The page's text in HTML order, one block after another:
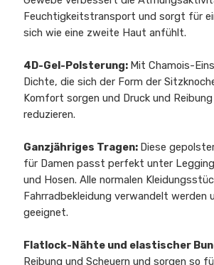
Feuchtigkeitstransport und sorgt für
sich wie eine zweite Haut anfühlt.
4D-Gel-Polsterung: Mit Chamois-
Dichte, die sich der Form der
Komfort sorgen und Druck und
reduzieren.
Ganzjähriges Tragen: Diese
für Damen passt perfekt unter
und Hosen. Alle normalen
Fahrradbekleidung verwandelt werden
geeignet.
Flatlock-Nähte und elastischer
Reibung und Scheuern und sorgen so